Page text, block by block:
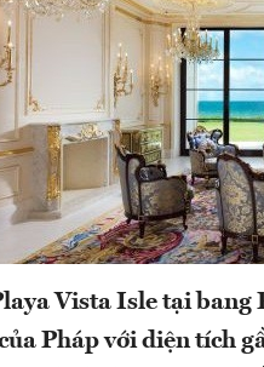
Vista Isle tại
Pháp với diện tích